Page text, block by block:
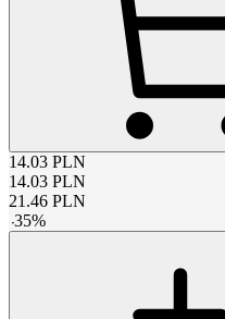
14.03 PLN
14.03 PLN
21.46 PLN
-35%